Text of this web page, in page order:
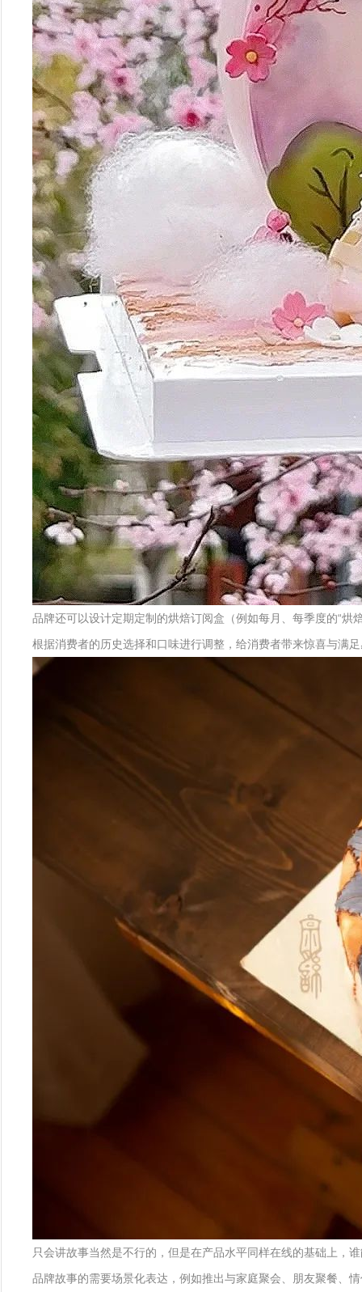
品牌还可以设计定期定制的烘焙订阅盒（例如每月、每季度的“烘
根据消费者的历史选择和口味进行调整，给消费者带来惊喜与满
只会讲故事当然是不行的，但是在产品水平同样在线的基础上，
品牌故事的需要场景化表达，例如推出与家庭聚会、朋友聚餐、